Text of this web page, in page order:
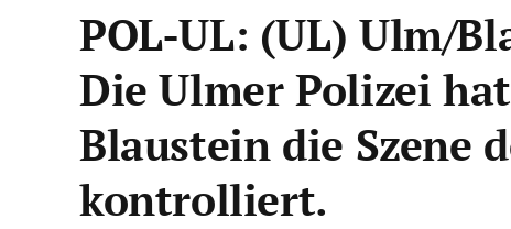
POL-UL: (UL) Ulm/
Die Ulmer Polizei
Blaustein die Szene
kontrolliert.